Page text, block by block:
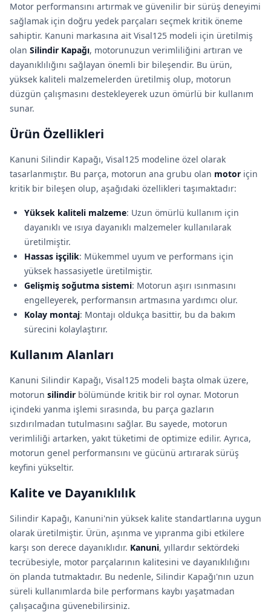
Motor performansını artırmak ve güvenilir bir sürüş deneyimi
sağlamak için doğru yedek parçaları seçmek kritik öneme
sahiptir. Kanuni markasına ait Visal125 modeli için üretilmiş
olan Silindir Kapağı, motorunuzun verimliliğini artıran ve
dayanıklılığını sağlayan önemli bir bileşendir. Bu ürün,
yüksek kaliteli malzemelerden üretilmiş olup, motorun
düzgün çalışmasını destekleyerek uzun ömürlü bir kullanım
sunar.
Ürün Özellikleri
Kanuni Silindir Kapağı, Visal125 modeline özel olarak
tasarlanmıştır. Bu parça, motorun ana grubu olan motor için
kritik bir bileşen olup, aşağıdaki özellikleri taşımaktadır:
Yüksek kaliteli malzeme: Uzun ömürlü kullanım için
dayanıklı ve ısıya dayanıklı malzemeler kullanılarak
üretilmiştir.
Hassas işçilik: Mükemmel uyum ve performans için
yüksek hassasiyetle üretilmiştir.
Gelişmiş soğutma sistemi: Motorun aşırı ısınmasını
engelleyerek, performansın artmasına yardımcı olur.
Kolay montaj: Montajı oldukça basittir, bu da bakım
sürecini kolaylaştırır.
Kullanım Alanları
Kanuni Silindir Kapağı, Visal125 modeli başta olmak üzere,
motorun silindir bölümünde kritik bir rol oynar. Motorun
içindeki yanma işlemi sırasında, bu parça gazların
sızdırılmadan tutulmasını sağlar. Bu sayede, motorun
verimliliği artarken, yakıt tüketimi de optimize edilir. Ayrıca,
motorun genel performansını ve gücünü artırarak sürüş
keyfini yükseltir.
Kalite ve Dayanıklılık
Silindir Kapağı, Kanuni'nin yüksek kalite standartlarına uygun
olarak üretilmiştir. Ürün, aşınma ve yıpranma gibi etkilere
karşı son derece dayanıklıdır. Kanuni, yıllardır sektördeki
tecrübesiyle, motor parçalarının kalitesini ve dayanıklılığını
ön planda tutmaktadır. Bu nedenle, Silindir Kapağı'nın uzun
süreli kullanımlarda bile performans kaybı yaşatmadan
çalışacağına güvenebilirsiniz.